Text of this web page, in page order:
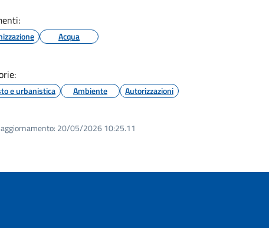
Acqua
e urbanistica Ambiente Autorizzazioni
20/05/2026 10:25.11